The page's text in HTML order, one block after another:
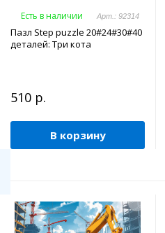
Есть в наличии Арт.: 92314
Пазл Step puzzle 20#24#30#40
деталей: Три кота
510 р.
В корзину